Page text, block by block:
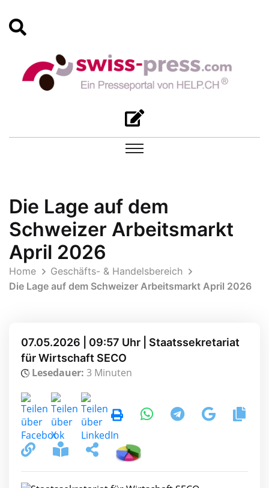
Die Lage auf dem
Schweizer Arbeitsmarkt
April 2026
Home
Geschäfts- & Handelsbereich
Die Lage auf dem Schweizer Arbeitsmarkt April 2026
07.05.2026 | 09:57 Uhr | Staatssekretariat
für Wirtschaft SECO
Lesedauer: 3 Minuten